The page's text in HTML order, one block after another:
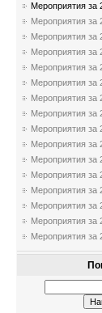
Мероприятия за
Мероприятия за
Мероприятия за
Мероприятия за
Мероприятия за
Мероприятия за
Мероприятия за
Мероприятия за
Мероприятия за
Мероприятия за
Мероприятия за
Мероприятия за
Мероприятия за
Мероприятия за
Мероприятия за
Мероприятия за